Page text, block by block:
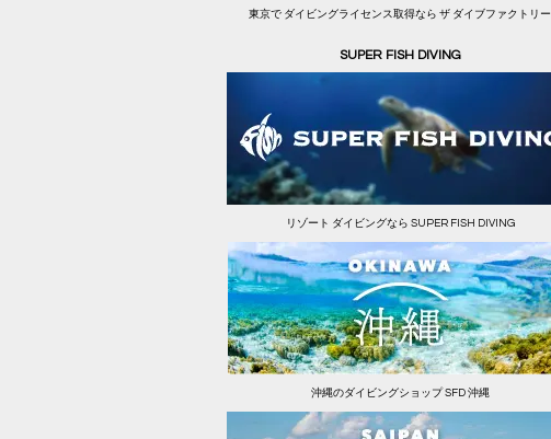
東京で ダイビングライセンス取得なら ザ ダイブファクトリー
SUPER FISH DIVING
リゾート ダイビングなら SUPER FISH DIVING
沖縄のダイビングショップ SFD 沖縄